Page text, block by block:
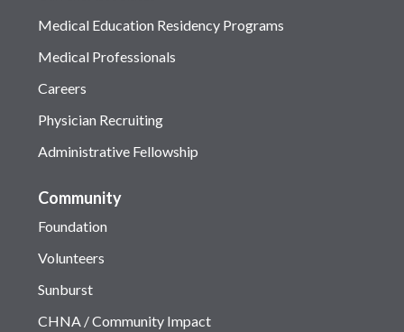
Medical Education Residency Programs
Medical Professionals
Careers
Physician Recruiting
Administrative Fellowship
Community
Foundation
Volunteers
Sunburst
CHNA / Community Impact